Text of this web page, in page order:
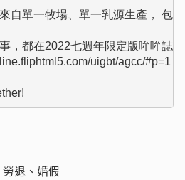
自單一牧場、單一乳源生產， 包
，都在2022七週年限定版哞哞誌！
uigbt/agcc/#p=1
退、婚假